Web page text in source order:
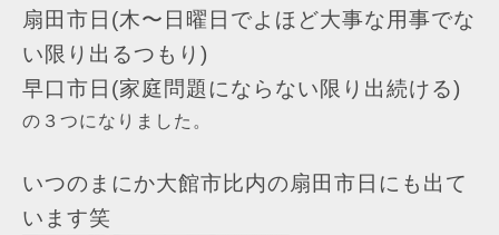
扇田市日(木〜日曜日でよほど大事な用事でな
い限り出るつもり)
早口市日(家庭問題にならない限り出続ける)
の３つになりました。
いつのまにか大館市比内の扇田市日にも出て
います笑